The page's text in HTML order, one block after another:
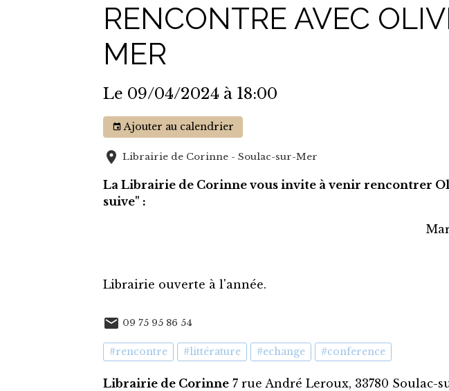
RENCONTRE AVEC
MER
Le 09/04/2024 à 18:00
Ajouter au calendrier
Librairie de Corinne - Soulac-sur-Mer
La Librairie de Corinne vous invite à venir rencontrer
suive" :
Librairie ouverte à l'année.
09 75 95 86 54
#rencontre #littérature #echange #conference
Librairie de Corinne 7 rue André Leroux, 33780 Soulac-